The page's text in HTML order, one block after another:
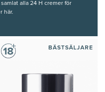
alla 24 H cremer för
här.
BÄSTSÄLJARE